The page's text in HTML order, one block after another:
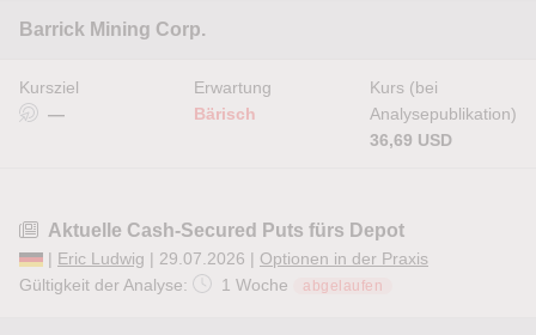
Barrick Mining Corp.
Kursziel
—
Erwartung
Bärisch
Kurs (bei
Analysepublikation)
36,69 USD
Aktuelle Cash-Secured Puts fürs Depot
| Eric Ludwig | 29.07.2026 | Optionen in der Praxis
Gültigkeit der Analyse:
1 Woche abgelaufen